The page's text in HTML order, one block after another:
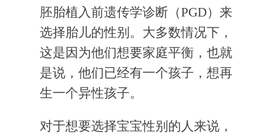
胚胎植入前遗传学诊断（PGD）来
选择胎儿的性别。大多数情况下，
这是因为他们想要家庭平衡，也就
是说，他们已经有一个孩子，想再
生一个异性孩子。
对于想要选择宝宝性别的人来说，